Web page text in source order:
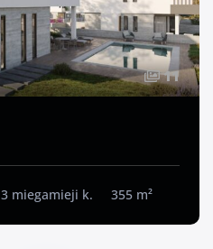
11
3 miegamieji k. 355 m²